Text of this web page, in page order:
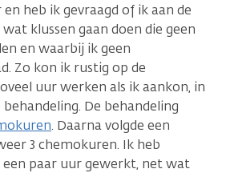
heb ik gevraagd of ik aan de
klussen gaan doen die geen
en waarbij ik geen
Zo kon ik rustig op de
uur werken als ik aankon, in
De behandeling
. Daarna volgde een
3 chemokuren. Ik heb
een paar uur gewerkt, net wat